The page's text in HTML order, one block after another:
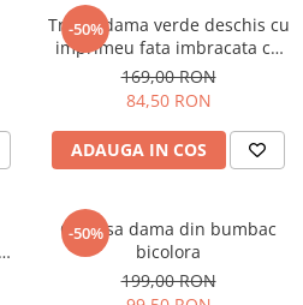
-50%
Tricou dama verde deschis cu
imprimeu fata imbracata cu
alb si inghetata in mana
169,00 RON
84,50 RON
ADAUGA IN COS
-50%
Camasa dama din bumbac
bicolora
199,00 RON